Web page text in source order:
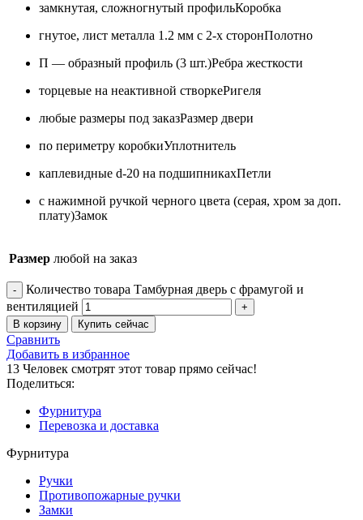
замкнутая, сложногнутый профильКоробка
гнутое, лист металла 1.2 мм с 2-х сторонПолотно
П — образный профиль (3 шт.)Ребра жесткости
торцевые на неактивной створкеРигеля
любые размеры под заказРазмер двери
по периметру коробкиУплотнитель
каплевидные d-20 на подшипникахПетли
с нажимной ручкой черного цвета (серая, хром за доп.
плату)Замок
Размер любой на заказ
Количество товара Тамбурная дверь с фрамугой и
вентиляцией
В корзину Купить сейчас
Сравнить
Добавить в избранное
13 Человек смотрят этот товар прямо сейчас!
Поделиться:
Фурнитура
Перевозка и доставка
Фурнитура
Ручки
Противопожарные ручки
Замки